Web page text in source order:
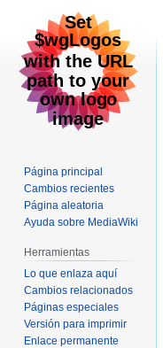
Página principal
Cambios recientes
Página aleatoria
Ayuda sobre MediaWiki
Herramientas
Lo que enlaza aquí
Cambios relacionados
Páginas especiales
Versión para imprimir
Enlace permanente